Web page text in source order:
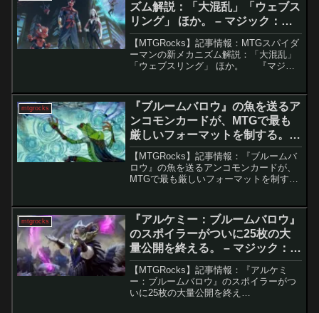
ズム解説：「大混乱」「ウェブス
リング」 ほか。 – マジック：
ザ・ギャザリング
【MTGRocks】記事情報：MTGスパイダ
ーマンの新メカニズム解説：「大混乱」
「ウェブスリング」 ほか。 『マジッ
セットに先行して公開された「ウェルカ
ム・デ...
mtgrocks
『ブルームバロウ』の魚を送るア
ンコモンカードが、MTGで最も
厳しいフォーマットを制する。 –
マジック：ザ・ギャザリング
【MTGRocks】記事情報：『ブルームバ
ロウ』の魚を送るアンコモンカードが、
MTGで最も厳しいフォーマットを制す
ドがその環境に影響を与えるこ...
mtgrocks
『アルケミー：ブルームバロウ』
のスポイラーがついに25枚の大
量公開を終える。 – マジック：
ザ・ギャザリング
【MTGRocks】記事情報：『アルケミ
ー：ブルームバロウ』のスポイラーがつ
いに25枚の大量公開を終え